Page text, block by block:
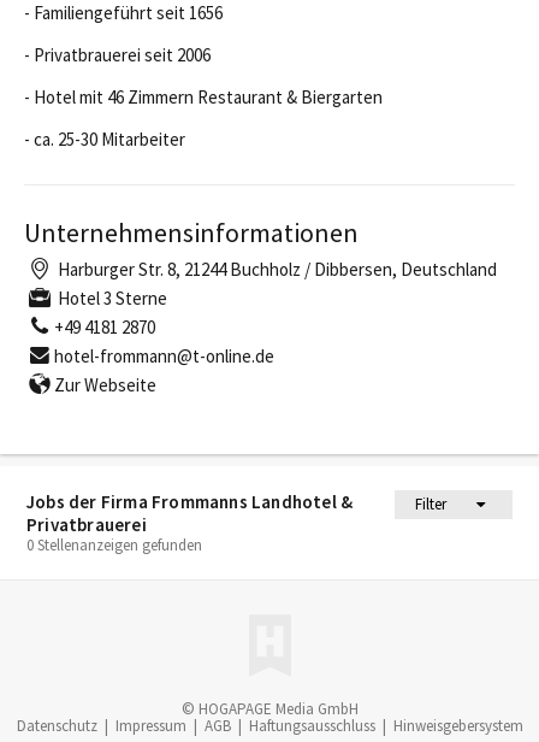
Jobs der Firma Frommanns Landhotel &
Privatbrauerei
Filter
0 Stellenanzeigen gefunden
- Familiengeführt seit 1656
- Privatbrauerei seit 2006
- Hotel mit 46 Zimmern Restaurant & Biergarten
- ca. 25-30 Mitarbeiter
Unternehmensinformationen
Harburger Str. 8, 21244 Buchholz / Dibbersen, Deutschland
Hotel 3 Sterne
+49 4181 2870
hotel-frommann@t-online.de
Zur Webseite
© HOGAPAGE Media GmbH
Datenschutz | Impressum | AGB | Haftungsausschluss | Hinweisgebersystem